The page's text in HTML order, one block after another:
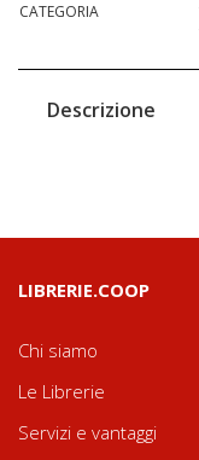
CATEGORIA
Descrizione
LIBRERIE.COOP
Chi siamo
Le Librerie
Servizi e vantaggi